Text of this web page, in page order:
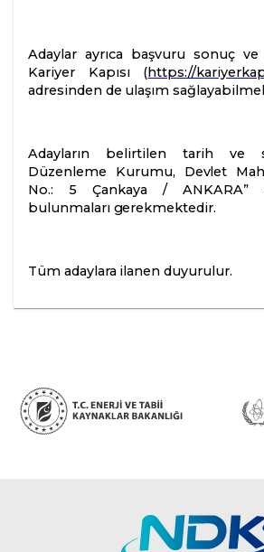
Adaylar ayrıca başvuru sonuç
Kariyer Kapısı (https://
adresinden de ulaşım
Adayların belirtilen tarih ve
Düzenleme Kurumu, Devlet
No.: 5 Çankaya / ANKARA”
bulunmaları gerekmektedir.
Tüm adaylara ilanen duyurulur.